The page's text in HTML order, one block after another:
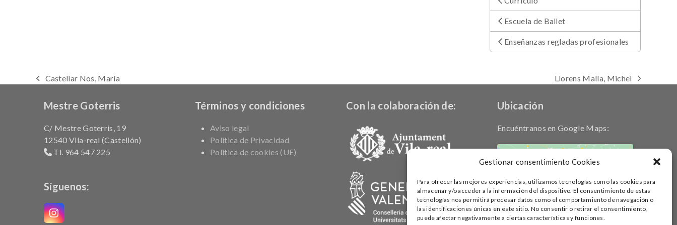
Gestionar consentimiento Cookies
Para ofrecer las mejores experiencias, utilizamos tecnologías como las cookies para
almacenar y/o acceder a la información del dispositivo. El consentimiento de estas
tecnologías nos permitirá procesar datos como el comportamiento de navegación o
las identificaciones únicas en este sitio. No consentir o retirar el consentimiento,
puede afectar negativamente a ciertas características y funciones.
Escuela de Ballet
Enseñanzas regladas profesionales
previous
Castellar Nos, María
next
Llorens Malla, Michel
Mestre Goterris
C/ Mestre Goterris, 19
12540 Vila-real (Castellón)
Tl. 964 547 225
Síguenos:
Instagram
Términos y condiciones
Aviso legal
Política de Privacidad
Política de cookies (UE)
Con la colaboración de: Ubicación
Encuéntranos en Google Maps:
Haz clic para aceptar cookies de
marketing y permitir este contenido